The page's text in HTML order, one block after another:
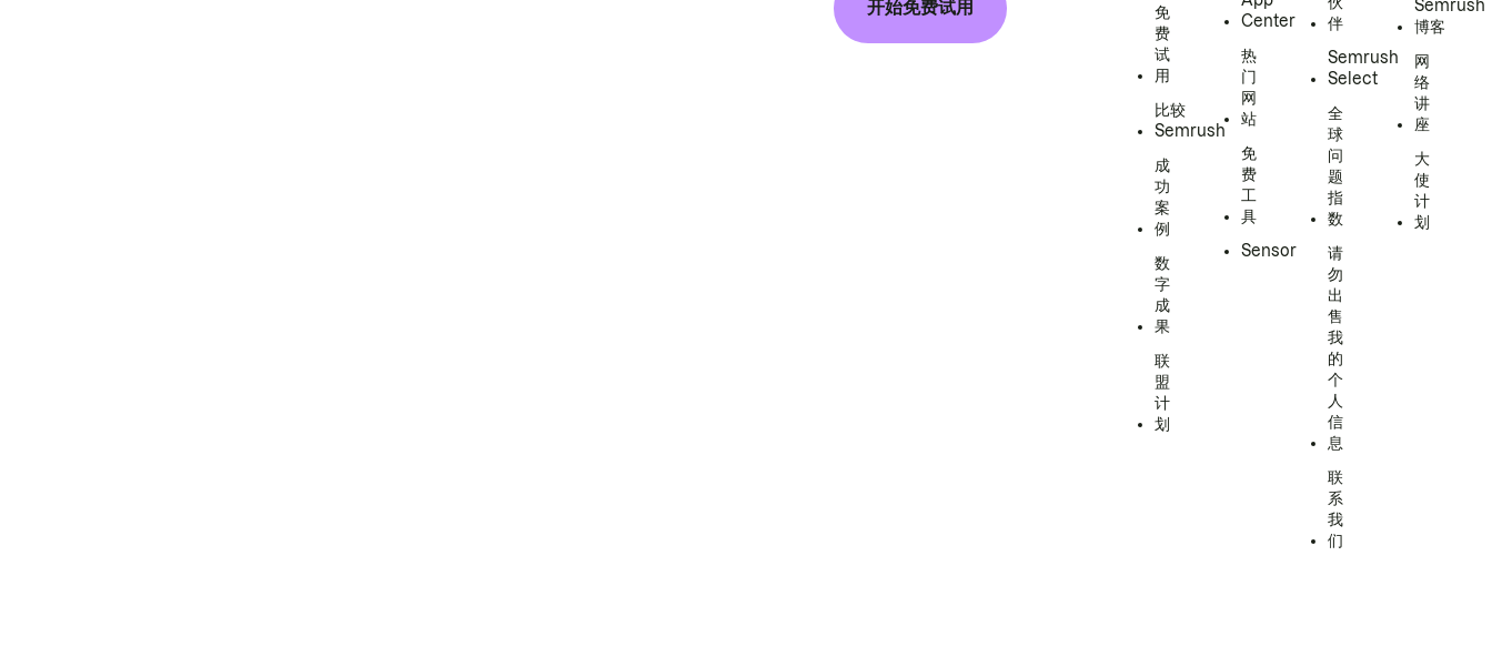
开始免费试用
免
费
试
用
比较
Semrush
成
功
案
例
数
字
成
果
联
盟
计
划
Center
热
门
网
站
免
费
工
具
Sensor
伴
Semrush
Select
全
球
问
题
指
数
请
勿
出
售
我
的
个
人
信
息
联
系
我
们
Semrush
博客
网
络
讲
座
大
使
计
划